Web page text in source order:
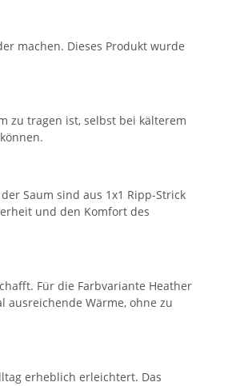
machen. Dieses Produkt wurde
zu tragen ist, selbst bei kälterem
Saum sind aus 1x1 Ripp-Strick
und den Komfort des
Für die Farbvariante Heather
ausreichende Wärme, ohne zu
erheblich erleichtert. Das